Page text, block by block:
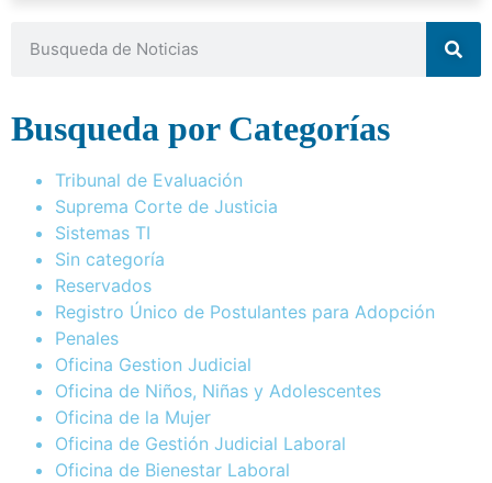
Busqueda por Categorías
Tribunal de Evaluación
Suprema Corte de Justicia
Sistemas TI
Sin categoría
Reservados
Registro Único de Postulantes para Adopción
Penales
Oficina Gestion Judicial
Oficina de Niños, Niñas y Adolescentes
Oficina de la Mujer
Oficina de Gestión Judicial Laboral
Oficina de Bienestar Laboral